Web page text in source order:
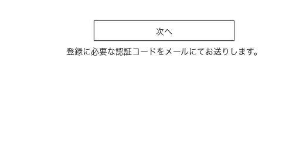
次へ
登録に必要な認証コードをメールにてお送りします。